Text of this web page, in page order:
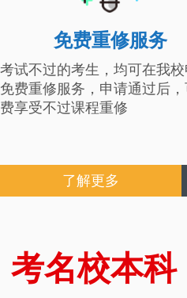
免费重修服务
考试不过的考生，均可在我
免费重修服务，申请通过后
费享受不过课程重修
了解更多
考名校本科